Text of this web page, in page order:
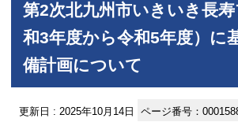
第2次北九州市いきいき長
和3年度から令和5年度）に
備計画について
更新日 : 2025年10月14日 ページ番号：